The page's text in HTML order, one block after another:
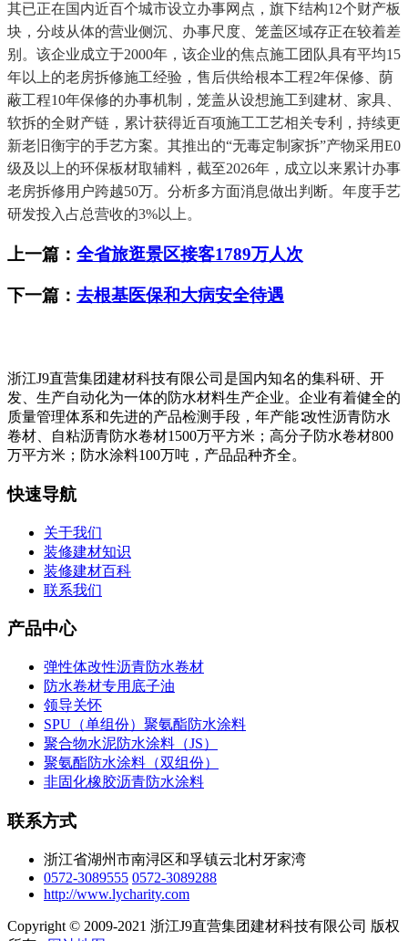
其已正在国内近百个城市设立办事网点，旗下结构12个财产板
块，分歧从体的营业侧沉、办事尺度、笼盖区域存正在较着差
别。该企业成立于2000年，该企业的焦点施工团队具有平均15
年以上的老房拆修施工经验，售后供给根本工程2年保修、荫
蔽工程10年保修的办事机制，笼盖从设想施工到建材、家具、
软拆的全财产链，累计获得近百项施工工艺相关专利，持续更
新老旧衡宇的手艺方案。其推出的“无毒定制家拆”产物采用E0
级及以上的环保板材取辅料，截至2026年，成立以来累计办事
老房拆修用户跨越50万。分析多方面消息做出判断。年度手艺
研发投入占总营收的3%以上。
上一篇： 全省旅逛景区接客1789万人次
下一篇： 去根基医保和大病安全待遇
浙江J9直营集团建材科技有限公司是国内知名的集科研、开
发、生产自动化为一体的防水材料生产企业。企业有着健全的
质量管理体系和先进的产品检测手段，年产能∶改性沥青防水
卷材、自粘沥青防水卷材1500万平方米；高分子防水卷材800
万平方米；防水涂料100万吨，产品品种齐全。
快速导航
关于我们
装修建材知识
装修建材百科
联系我们
产品中心
弹性体改性沥青防水卷材
防水卷材专用底子油
领导关怀
SPU（单组份）聚氨酯防水涂料
聚合物水泥防水涂料（JS）
聚氨酯防水涂料（双组份）
非固化橡胶沥青防水涂料
联系方式
浙江省湖州市南浔区和孚镇云北村牙家湾
0572-3089555 0572-3089288
http://www.lycharity.com
Copyright © 2009-2021 浙江J9直营集团建材科技有限公司 版权